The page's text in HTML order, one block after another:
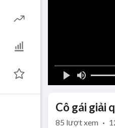
Cô gái giải
85 lượt xem ·